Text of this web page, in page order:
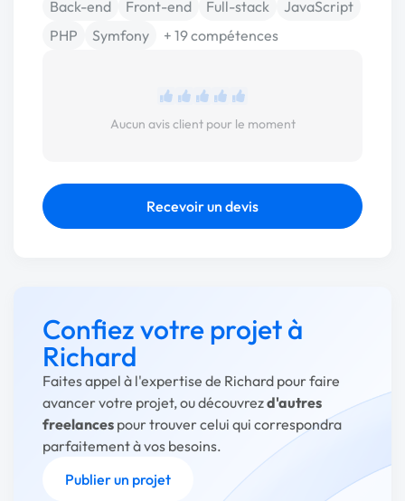
Back-end Front-end Full-stack
JavaScript
PHP
Symfony + 19 compétences
Aucun avis client pour le moment
Recevoir un devis
Confiez votre projet à
Richard
Faites appel à l'expertise de Richard pour faire
avancer votre projet, ou découvrezd'autres
freelances pour trouver celui qui correspondra
parfaitement à vos besoins.
Publier un projet